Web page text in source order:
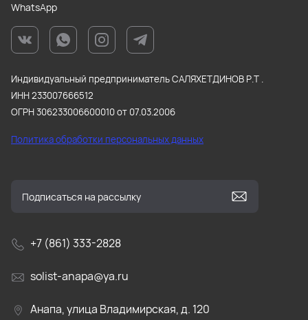
WhatsApp
Индивидуальный предприниматель САЛЯХЕТДИНОВ Р.Т .
ИНН 233007666512
ОГРН 306233006600010 от 07.03.2006
Политика обработки персональных данных
+7 (861) 333-2828
solist-anapa@ya.ru
Анапа, улица Владимирская, д. 120